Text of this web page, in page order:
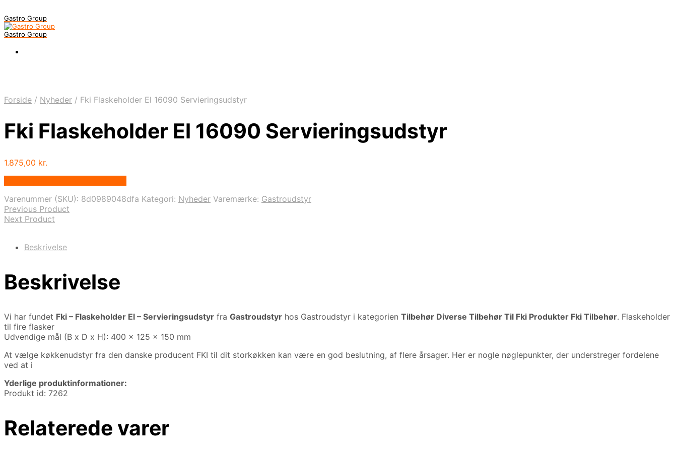
Gastro Group
Gastro Group
Forside / Nyheder / Fki Flaskeholder El 16090 Servieringsudstyr
Fki Flaskeholder El 16090 Servieringsudstyr
1.875,00 kr.
Varenummer (SKU): 8d0989048dfa Kategori: Nyheder Varemærke: Gastroudstyr
Previous Product
Next Product
Beskrivelse
Beskrivelse
Vi har fundet Fki – Flaskeholder El – Servieringsudstyr fra Gastroudstyr hos Gastroudstyr i kategorien Tilbehør Diverse Tilbehør Til Fki Produkter Fki Tilbehør. Flaskeholder
til fire flasker
Udvendige mål (B x D x H): 400 x 125 x 150 mm
At vælge køkkenudstyr fra den danske producent FKI til dit storkøkken kan være en god beslutning, af flere årsager. Her er nogle nøglepunkter, der understreger fordelene
ved at i
Yderlige produktinformationer:
Produkt id: 7262
Relaterede varer